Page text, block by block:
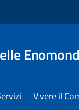
Vivere il